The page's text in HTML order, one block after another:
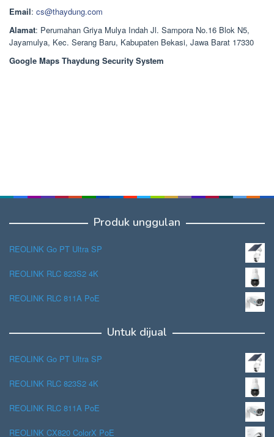
Email: cs@thaydung.com
Alamat: Perumahan Griya Mulya Indah Jl. Sampora No.16 Blok N5,
Jayamulya, Kec. Serang Baru, Kabupaten Bekasi, Jawa Barat 17330
Google Maps Thaydung Security System
Produk unggulan
REOLINK Go PT Ultra SP
REOLINK RLC 823S2 4K
REOLINK RLC 811A PoE
Untuk dijual
REOLINK Go PT Ultra SP
REOLINK RLC 823S2 4K
REOLINK RLC 811A PoE
REOLINK CX820 ColorX PoE